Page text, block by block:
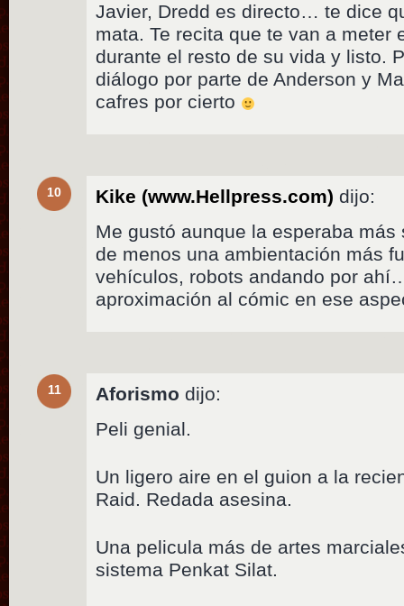
Javier, Dredd es directo… te dice
mata. Te recita que te van a meter
durante el resto de su vida y listo.
diálogo por parte de Anderson y
cafres por cierto
10 Kike (www.Hellpress.com) dijo:
Me gustó aunque la esperaba
de menos una ambientación más
vehículos, robots andando por
aproximación al cómic en ese
11 Aforismo dijo:
Peli genial.
Un ligero aire en el guion a la
Raid. Redada asesina.
Una pelicula más de artes
sistema Penkat Silat.